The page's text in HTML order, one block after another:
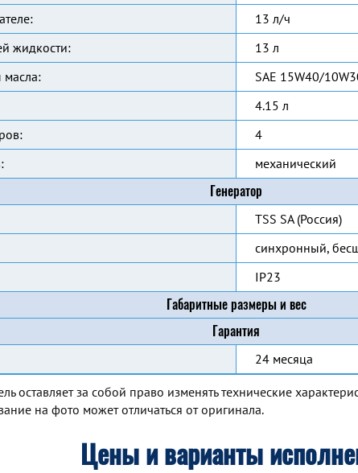
13 л/ч
жидкости:
13 л
масла:
SAE 15W40/
4.15 л
4
механический
Генератор
TSS SA (Россия)
синхронный,
IP23
Габаритные размеры и вес
Гарантия
24 месяца
оставляет за собой право изменять технические
на фото может отличаться от оригинала.
Цены и варианты